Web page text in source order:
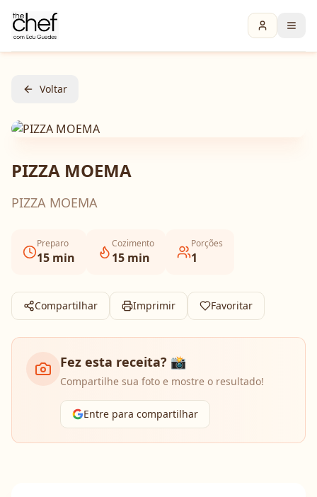
Voltar
PIZZA MOEMA
PIZZA MOEMA
Preparo
15 min
Cozimento
15 min
Porções
1
Compartilhar Imprimir Favoritar
Fez esta receita? 📸
Compartilhe sua foto e mostre o resultado!
Entre para compartilhar